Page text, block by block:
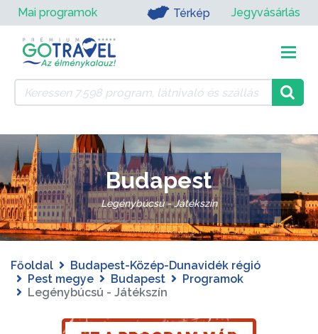
Mai programok Térkép Jegyvásárlás
Budapest
Legénybúcsú - Játékszín
Főoldal
Budapest-Közép-Dunavidék régió
Pest megye
Budapest
Programok
Legénybúcsú - Játékszín